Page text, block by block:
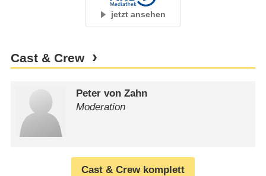
jetzt ansehen
Cast & Crew
Peter von Zahn
Moderation
Cast & Crew komplett